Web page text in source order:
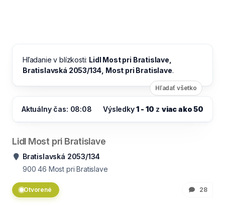
Hľadanie v blízkosti: Lidl Most pri Bratislave,
Bratislavská 2053/134, Most pri Bratislave.
Hľadať všetko
Aktuálny čas: 08:08 Výsledky1 - 10 z viac ako 50
Lidl Most pri Bratislave
Bratislavská 2053/134
900 46 Most pri Bratislave
Otvorené 28